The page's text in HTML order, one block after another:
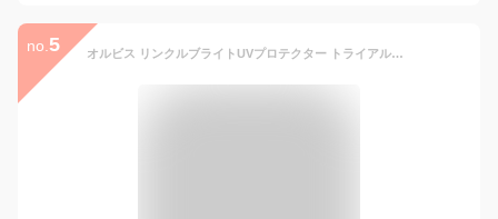
no. 5 オルビス リンクルブライトUVプロテクター トライアルサイズ限定 15g 日焼け止め シミ予防 シワ改善 美白 UVケア 日焼け対策 敏感肌 PA++++ SPF50+